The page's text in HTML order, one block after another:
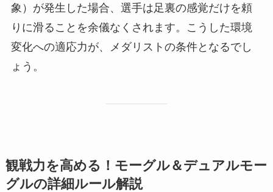
象）が発生した場合、選手は足裏の感覚だけを頼
りに滑ることを余儀なくされます。こうした環境
変化への適応力が、メダリストの条件となるでし
ょう。
観戦力を高める！モーグル＆デュアルモー
グルの詳細ルール解説